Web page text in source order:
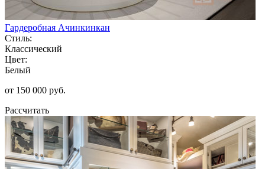
Гардеробная Ачинкинкан
Стиль:
Классический
Цвет:
Белый
от 150 000 руб.
Рассчитать